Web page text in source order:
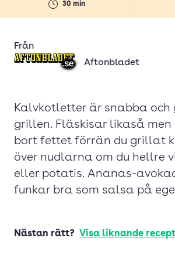
30 min
Från
Aftonbladet
Kalvkotletter är snabba och
grillen. Fläskisar likaså men
bort fettet förrän du grillat
över nudlarna om du hellre
eller potatis. Ananas-
funkar bra som salsa på
Nästan rätt? Visa liknande recept